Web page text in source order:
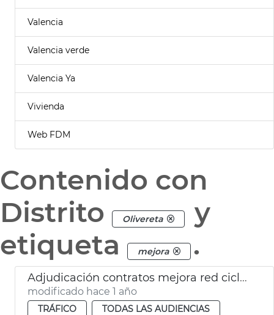
Valencia
Valencia verde
Valencia Ya
Vivienda
Web FDM
Contenido con
Distrito
Olivereta
y
etiqueta
mejora .
Adjudicación contratos mejora red ciclista en 4 distritos
modificado hace 1 año
TRÁFICO
TODAS LAS AUDIENCIAS